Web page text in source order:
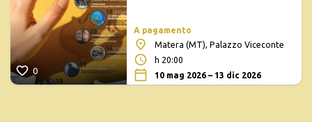
0
A pagamento
Matera (MT), Palazzo Viceconte
h 20:00
10 mag 2026 – 13 dic 2026